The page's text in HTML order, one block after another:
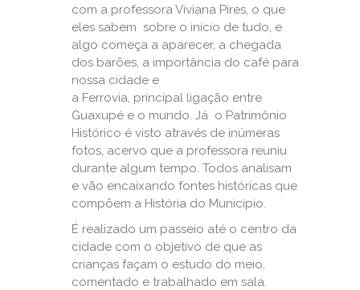
com a professora Viviana Pires, o que
eles sabem sobre o início de tudo, e
algo começa a aparecer, a chegada
dos barões, a importância do café para
nossa cidade e
a Ferrovia, principal ligação entre
Guaxupé e o mundo. Já o Patrimônio
Histórico é visto através de inúmeras
fotos, acervo que a professora reuniu
durante algum tempo. Todos analisam
e vão encaixando fontes históricas que
compõem a História do Município.
É realizado um passeio até o centro da
cidade com o objetivo de que as
crianças façam o estudo do meio,
comentado e trabalhado em sala.